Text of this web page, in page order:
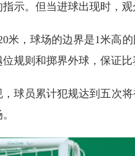
示。但当进球出现时，
米，球场的边界是1米高
规则和掷界外球，保证
，球员累计犯规达到五次